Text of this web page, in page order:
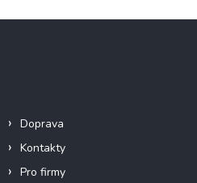
Doprava
Kontakty
Pro firmy